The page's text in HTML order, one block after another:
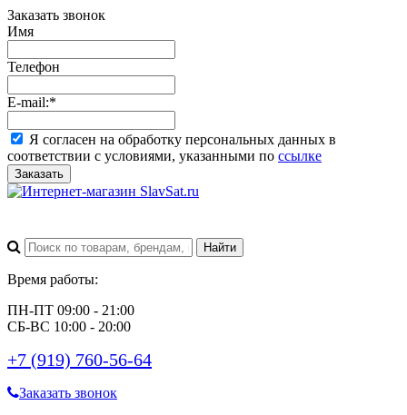
Заказать звонок
Имя
Телефон
E-mail:*
Я согласен на обработку персональных данных в
соответствии с условиями, указанными по ссылке
Заказать
Время работы:
ПН-ПТ 09:00 - 21:00
СБ-ВС 10:00 - 20:00
+7 (919) 760-56-64
Заказать звонок